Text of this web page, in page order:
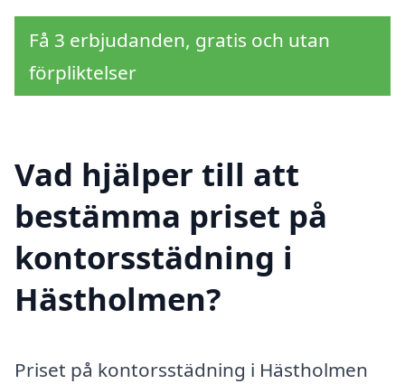
Få 3 erbjudanden, gratis och utan
förpliktelser
Vad hjälper till att
bestämma priset på
kontorsstädning i
Hästholmen?
Priset på kontorsstädning i Hästholmen